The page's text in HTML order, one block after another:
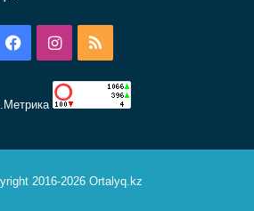
FacebookInstagram
2016-2026 Ortalyq.kz